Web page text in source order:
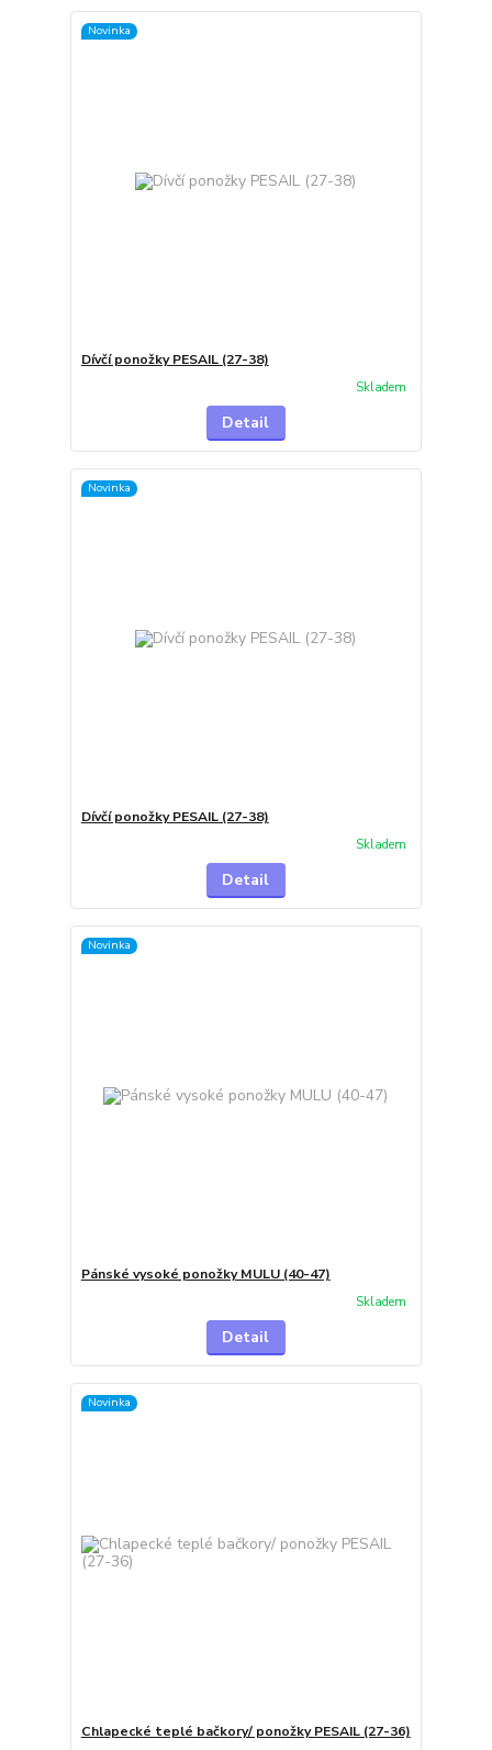
Novinka
Dívčí ponožky PESAIL (27-38)
Skladem
Detail
Novinka
Dívčí ponožky PESAIL (27-38)
Skladem
Detail
Novinka
Pánské vysoké ponožky MULU (40-47)
Skladem
Detail
Novinka
Chlapecké teplé bačkory/ ponožky PESAIL (27-36)